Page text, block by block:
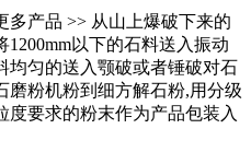
多产品 >> 从山上爆破下来的
以下的石料送入振动
均匀的送入颚破或者锤破对石
磨粉机粉到细方解石粉,用分级
度要求的粉末作为产品包装入